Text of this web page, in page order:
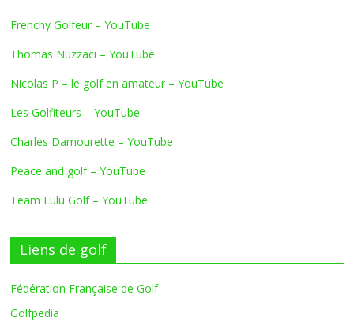
Frenchy Golfeur – YouTube
Thomas Nuzzaci – YouTube
Nicolas P – le golf en amateur – YouTube
Les Golfiteurs – YouTube
Charles Damourette – YouTube
Peace and golf – YouTube
Team Lulu Golf – YouTube
Liens de golf
Fédération Française de Golf
Golfpedia